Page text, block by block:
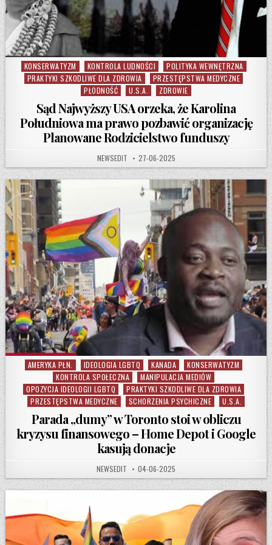
Posted in
KONSERWATYZM KONTROLA LUDNOŚCI
POLITYKA WEWNĘTRZNA
PRAKTYKI SZKODLIWE DLA ZDROWIA
PRZESTĘPSTWA MEDYCZNE
PŁODNOŚĆ
U.S.A. ZDROWIE
Sąd Najwyższy USA orzeka, że ​​Karolina
Południowa ma prawo pozbawić organizację
Planowane Rodzicielstwo funduszy
AUTHOR:
NEWSEDIT PUBLISHED DATE:
27-06-2025
Posted in
AMERYKA PŁN. IDEOLOGIA LGBTQ KANADA
KONSERWATYZM
KONTROLA SPOŁECZNA
MANIPULACJA MEDIÓW
OPOZYCJA IDEOLOGII LGBTQ
PRAKTYKI SZKODLIWE DLA ZDROWIA
PRZESTĘPSTWA MEDYCZNE
SCHORZENIA PSYCHICZNE U.S.A.
Parada „dumy” w Toronto stoi w obliczu
kryzysu finansowego – Home Depot i Google
kasują donacje
AUTHOR:
NEWSEDIT PUBLISHED DATE:
04-06-2025